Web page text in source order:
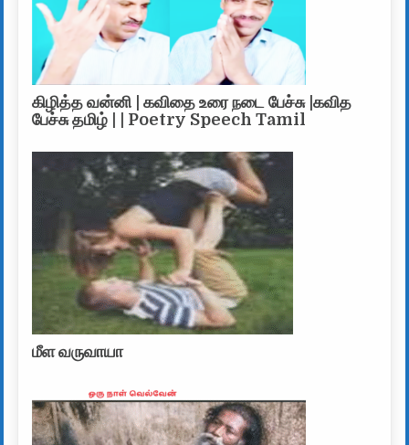
கிழித்த வன்னி | கவிதை உரை நடை பேச்சு |கவித
பேச்சு தமிழ் | | Poetry Speech Tamil
மீள வருவாயா